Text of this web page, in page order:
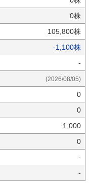
0株
105,800株
-1,100株
-
(2026/08/05)
0
0
1,000
0
-
-